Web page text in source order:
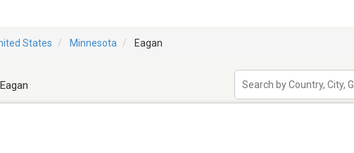
States Minnesota Eagan